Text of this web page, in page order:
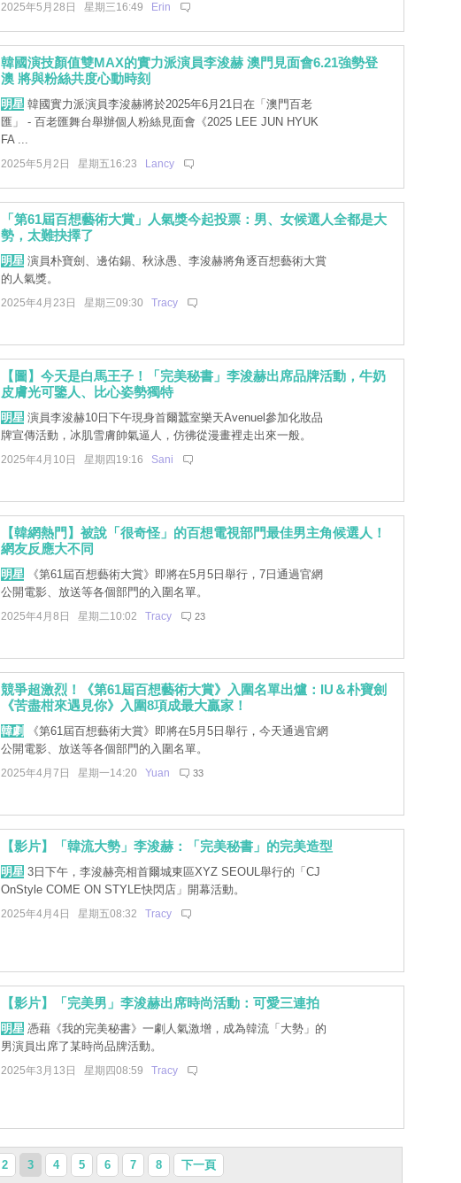
2025年5月28日 星期三16:49 Erin
韓國演技顏值雙MAX的實力派演員李浚赫 澳門見面會6.21強勢登
澳 將與粉絲共度心動時刻
明星韓國實力派演員李浚赫將於2025年6月21日在「澳門百老
匯」 - 百老匯舞台舉辦個人粉絲見面會《2025 LEE JUN HYUK
FA ...
2025年5月2日 星期五16:23 Lancy
「第61屆百想藝術大賞」人氣獎今起投票：男、女候選人全都是大
勢，太難抉擇了
明星演員朴寶劍、邊佑錫、秋泳愚、李浚赫將角逐百想藝術大賞
的人氣獎。
2025年4月23日 星期三09:30 Tracy
【圖】今天是白馬王子！「完美秘書」李浚赫出席品牌活動，牛奶
皮膚光可鑒人、比心姿勢獨特
明星演員李浚赫10日下午現身首爾蠶室樂天Avenuel參加化妝品
牌宣傳活動，冰肌雪膚帥氣逼人，仿彿從漫畫裡走出來一般。
2025年4月10日 星期四19:16 Sani
【韓網熱門】被說「很奇怪」的百想電視部門最佳男主角候選人！
網友反應大不同
明星《第61屆百想藝術大賞》即將在5月5日舉行，7日通過官網
公開電影、放送等各個部門的入圍名單。
2025年4月8日 星期二10:02 Tracy 23
競爭超激烈！《第61屆百想藝術大賞》入圍名單出爐：IU＆朴寶劍
《苦盡柑來遇見你》入圍8項成最大贏家！
韓劇 《第61屆百想藝術大賞》即將在5月5日舉行，今天通過官網
公開電影、放送等各個部門的入圍名單。
2025年4月7日 星期一14:20 Yuan 33
【影片】「韓流大勢」李浚赫：「完美秘書」的完美造型
明星3日下午，李浚赫亮相首爾城東區XYZ SEOUL舉行的「CJ
OnStyle COME ON STYLE快閃店」開幕活動。
2025年4月4日 星期五08:32 Tracy
【影片】「完美男」李浚赫出席時尚活動：可愛三連拍
明星憑藉《我的完美秘書》一劇人氣激增，成為韓流「大勢」的
男演員出席了某時尚品牌活動。
2025年3月13日 星期四08:59 Tracy
2 3 4 5 6 7 8 下一頁